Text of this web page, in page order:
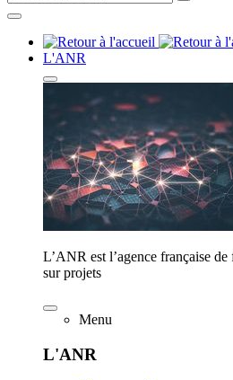
L'ANR
L’ANR est l’agence française
sur projets
Menu
L'ANR